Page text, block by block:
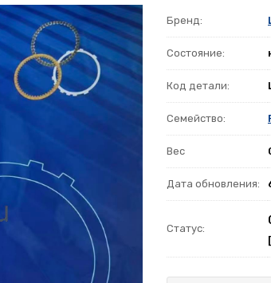
Бренд:
Состояние:
Код детали:
Семейство:
Вес
Дата обновления:
Статус: